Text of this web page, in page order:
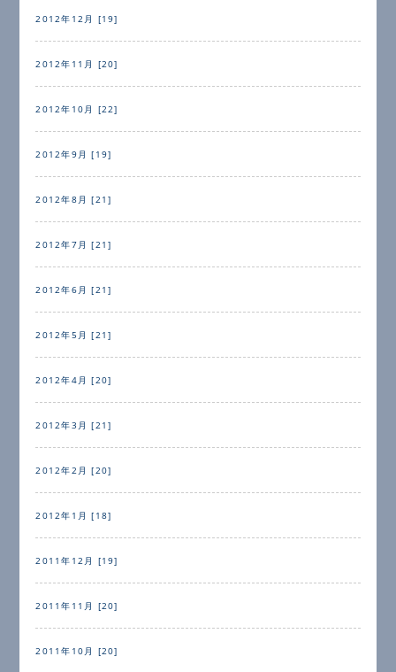
2012年12月 [19]
2012年11月 [20]
2012年10月 [22]
2012年9月 [19]
2012年8月 [21]
2012年7月 [21]
2012年6月 [21]
2012年5月 [21]
2012年4月 [20]
2012年3月 [21]
2012年2月 [20]
2012年1月 [18]
2011年12月 [19]
2011年11月 [20]
2011年10月 [20]